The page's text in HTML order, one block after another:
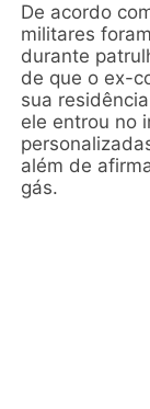
De acordo
militares
durante
de que o ex-
sua
ele entrou no
além de
gás.